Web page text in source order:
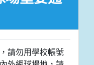
請勿用學校帳號